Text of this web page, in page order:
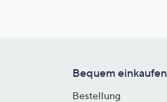
Bequem einkaufen
Bestellung